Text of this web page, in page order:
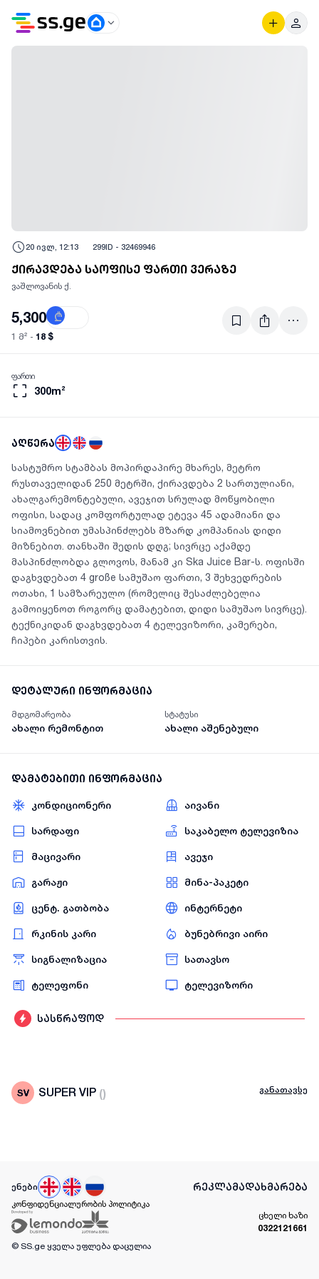
20 ივლ, 12:13 299ID - 32469946
ქირავდება საოფისე ფართი ვერაზე
ვაშლოვანის ქ.
5,300 ₾
1 მ² - 18 $
300m²
ფართი
აღწერა
სასტუმრო სტამბას მოპირდაპირე მხარეს, მეტრო
რუსთაველიდან 250 მეტრში, ქირავდება 2 სართულიანი,
ახალგარემონტებული, ავეჯით სრულად მოწყობილი
ოფისი, სადაც კომფორტულად ეტევა 45 ადამიანი და
სიამოვნებით უმასპინძლებს მზარდ კომპანიას დიდი
მიზნებით. თანხაში შედის დღგ; სივრცე აქამდე
მასპინძლობდა გლოვოს, მანამ კი Ska Juice Bar-ს. ოფისში
დაგხვდებათ 4 große სამუშაო ფართი, 3 შეხვედრების
ოთახი, 1 სამზარეულო (რომელიც შესაძლებელია
გამოიყენოთ როგორც დამატებით, დიდი სამუშაო სივრცე).
ტექნიკიდან დაგხვდებათ 4 ტელევიზორი, კამერები,
ჩიპები კარისთვის.
დეტალური ინფორმაცია
მდგომარეობა
ახალი რემონტით
სტატუსი
ახალი აშენებული
დამატებითი ინფორმაცია
კონდიციონერი აივანი
სარდაფი საკაბელო ტელევიზია
მაცივარი ავეჯი
გარაჟი მინა-პაკეტი
ცენტ. გათბობა ინტერნეტი
რკინის კარი ბუნებრივი აირი
სიგნალიზაცია სათავსო
ტელეფონი ტელევიზორი
სასწრაფოდ
SUPER VIP () განათავსე
ენები რეკლამადახმარება
კონფიდენციალურობის პოლიტიკა
ცხელი ხაზი
0322121661
© SS.ge ყველა უფლება დაცულია